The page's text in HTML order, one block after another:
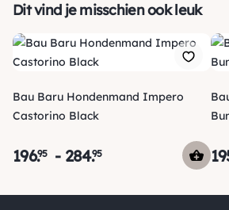
Verzending
Dit vind je misschien ook leuk
Bau Baru Hondenmand Impero
Castorino Black
196.95 - 284.95